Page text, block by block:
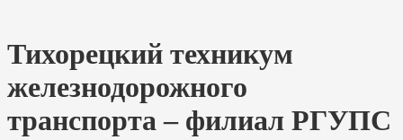
Тихорецкий техникум
железнодорожного
транспорта – филиал РГУПС